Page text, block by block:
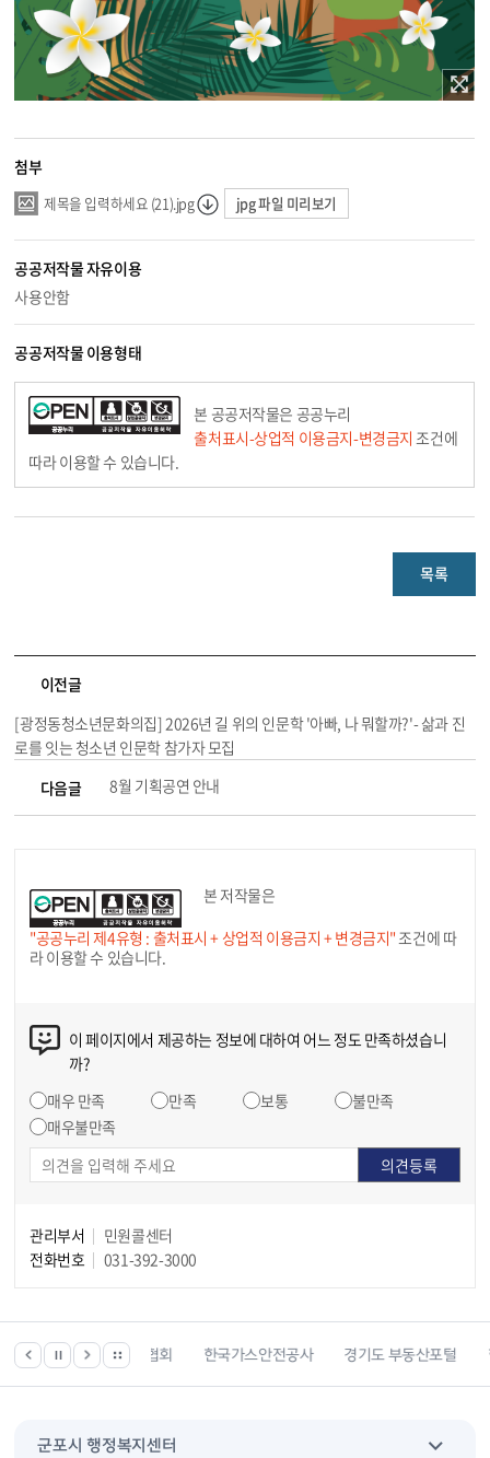
첨부
제목을 입력하세요 (21).jpg jpg 파일 미리보기
공공저작물 자유이용
사용안함
공공저작물 이용형태
본 공공저작물은 공공누리
출처표시-상업적 이용금지-변경금지 조건에
따라 이용할 수 있습니다.
목록
이전글
[광정동청소년문화의집] 2026년 길 위의 인문학 '아빠, 나 뭐할까?'- 삶과 진
로를 잇는 청소년 인문학 참가자 모집
다음글
8월 기획공연 안내
본 저작물은
"공공누리 제4유형 : 출처표시 + 상업적 이용금지 + 변경금지"조건에 따
라 이용할 수 있습니다.
이 페이지에서 제공하는 정보에 대하여 어느 정도 만족하셨습니
까?
매우 만족
만족 보통
불만족
매우불만족
관리부서
민원콜센터
전화번호
031-392-3000
한국건강관리협회 한국가스안전공사 경기도 부동산포털 한국전
군포시 행정복지센터